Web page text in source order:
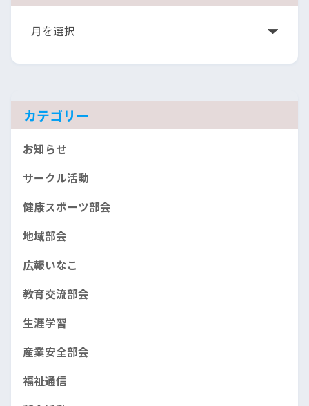
ア
カ
ブ
カテゴリー
お知らせ
サークル活動
健康スポーツ部会
地域部会
広報いなこ
教育交流部会
生涯学習
産業安全部会
福祉通信